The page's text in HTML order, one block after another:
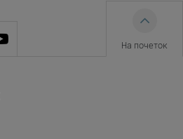
На почеток